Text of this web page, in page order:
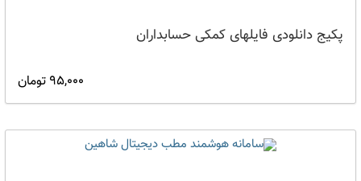
پکیج دانلودی فایلهای کمکی حسابداران
95,000 تومان